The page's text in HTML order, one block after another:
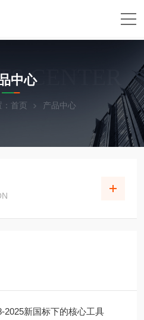
CENTER
中心
首页 产品中心
2025新国标下的核心工具